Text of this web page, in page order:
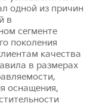
одной из причин
в
сегменте
поколения
качества
в размерах
оснащения,